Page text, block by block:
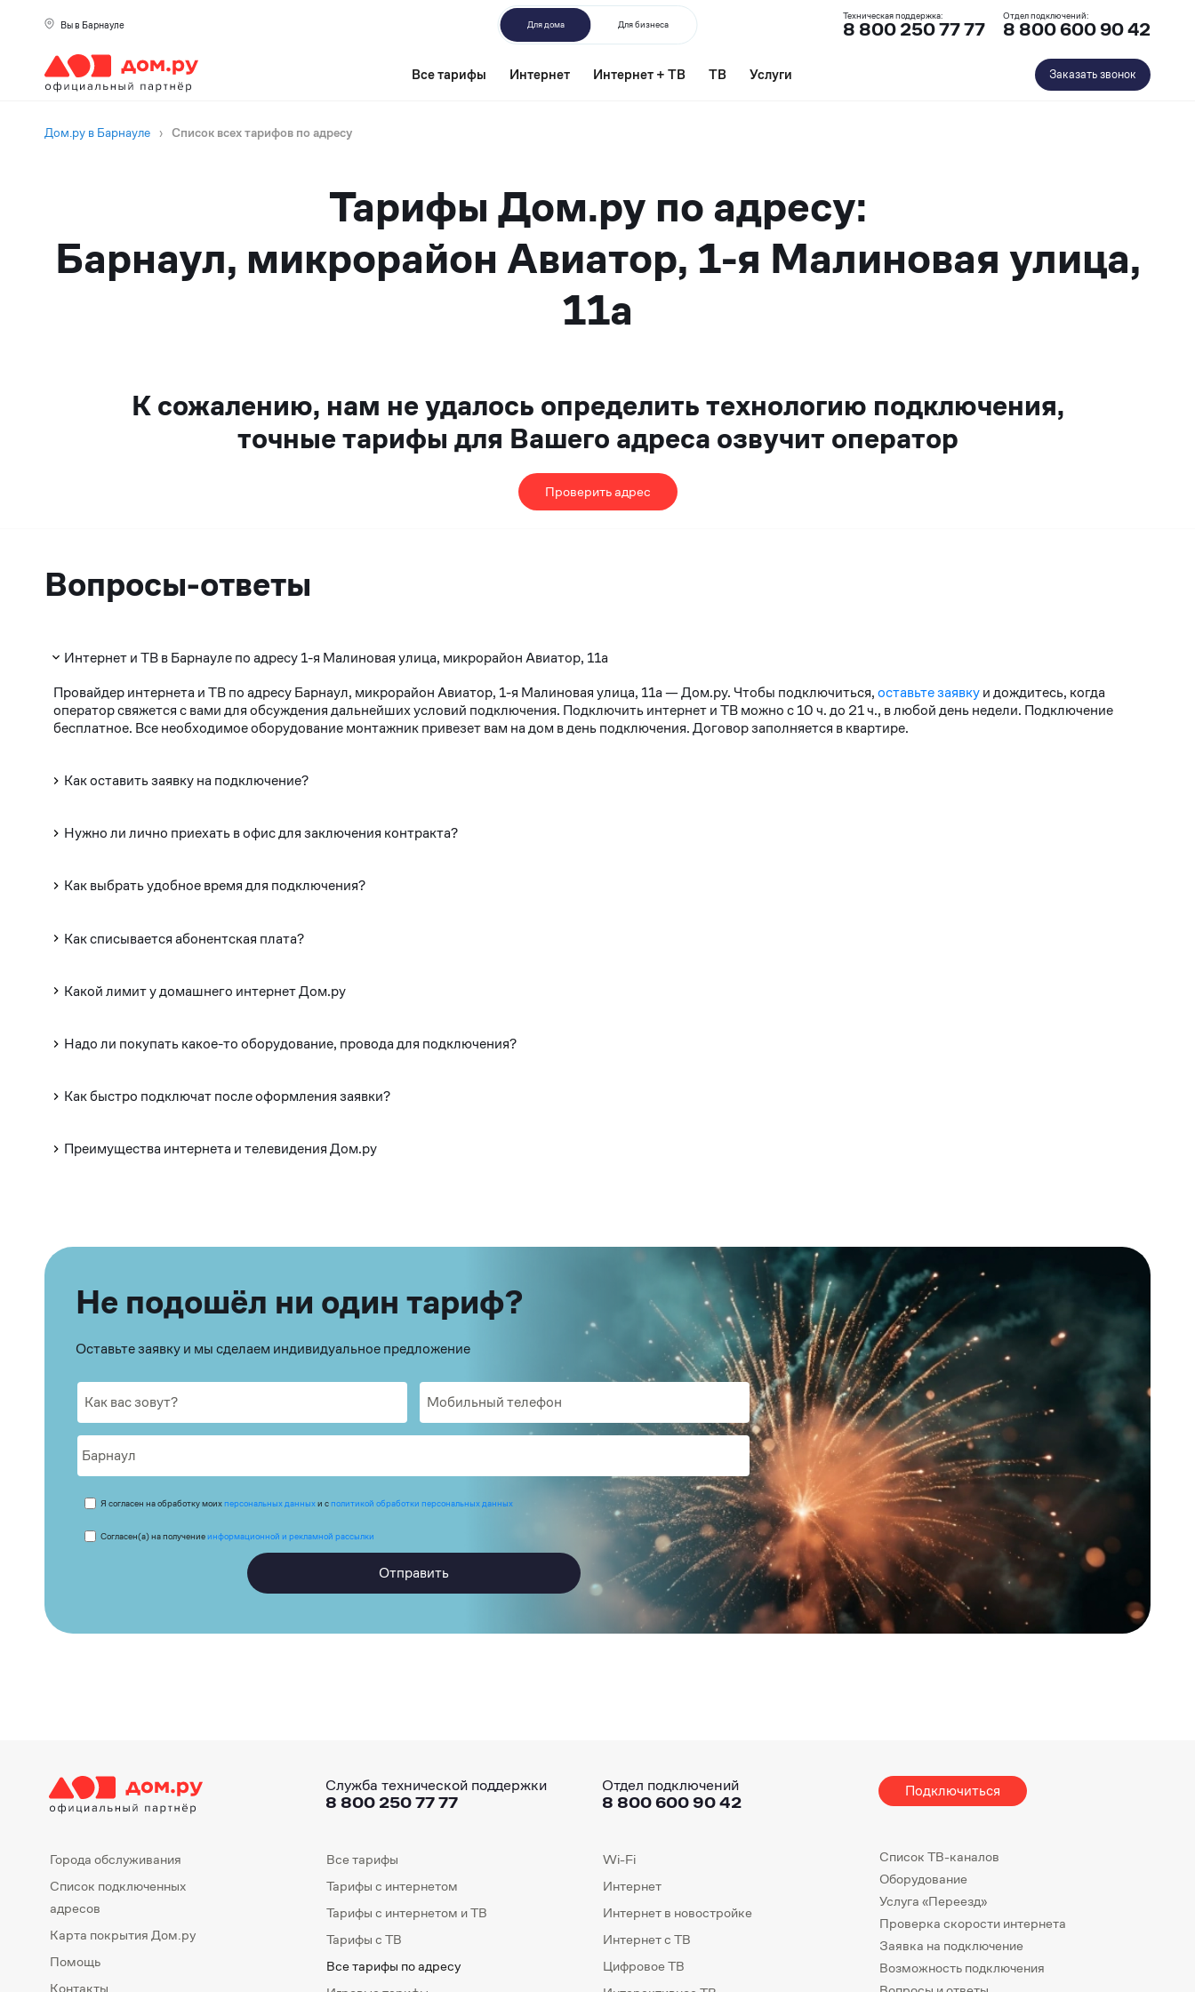
Вы в Барнауле Для дома Для бизнеса
Техническая поддержка:
8 800 250 77 77
Отдел подключений:
8 800 600 90 42
Все тарифы Интернет Интернет + ТВ ТВ Услуги Заказать звонок
Дом.ру в Барнауле › Список всех тарифов по адресу
Тарифы Дом.ру по адресу:
Барнаул, микрорайон Авиатор, 1-я Малиновая улица,
11а
К сожалению, нам не удалось определить технологию подключения,
точные тарифы для Вашего адреса озвучит оператор
Проверить адрес
Вопросы-ответы
Интернет и ТВ в Барнауле по адресу 1-я Малиновая улица, микрорайон Авиатор, 11а
Провайдер интернета и ТВ по адресу Барнаул, микрорайон Авиатор, 1-я Малиновая улица, 11а — Дом.ру. Чтобы подключиться,оставьте заявкуи дождитесь, когда
оператор свяжется с вами для обсуждения дальнейших условий подключения. Подключить интернет и ТВ можно с 10 ч. до 21 ч., в любой день недели. Подключение
бесплатное. Все необходимое оборудование монтажник привезет вам на дом в день подключения. Договор заполняется в квартире.
Как оставить заявку на подключение?
Нужно ли лично приехать в офис для заключения контракта?
Как выбрать удобное время для подключения?
Как списывается абонентская плата?
Какой лимит у домашнего интернет Дом.ру
Надо ли покупать какое-то оборудование, провода для подключения?
Как быстро подключат после оформления заявки?
Преимущества интернета и телевидения Дом.ру
Не подошёл ни один тариф?
Оставьте заявку и мы сделаем индивидуальное предложение
Я согласен на обработку моихперсональных данныхи сполитикой обработки персональных данных
Согласен(а) на получениеинформационной и рекламной рассылки
Отправить
Служба технической поддержки
8 800 250 77 77
Отдел подключений
8 800 600 90 42
Подключиться
Города обслуживания
Список подключенных
адресов
Карта покрытия Дом.ру
Помощь
Контакты
Все тарифы
Тарифы с интернетом
Тарифы с интернетом и ТВ
Тарифы с ТВ
Все тарифы по адресу
Wi-Fi
Интернет
Интернет в новостройке
Интернет с ТВ
Цифровое ТВ
Список ТВ-каналов
Оборудование
Услуга «Переезд»
Проверка скорости интернета
Заявка на подключение
Возможность подключения